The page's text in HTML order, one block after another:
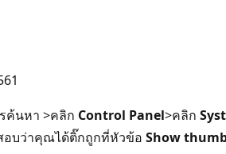
ค้นหา >คลิก Control Panel>คลิก
อบว่าคุณได้ติ๊กถูกที่หัวข้อ Show